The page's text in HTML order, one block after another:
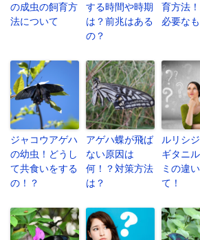
の成虫の飼育方
法について
する時間や時期
は？前兆はある
の？
育方法
必要な
ジャコウアゲハ
の幼虫！どうし
て共食いをする
の！？
アゲハ蝶が飛ば
ない原因は
何！？対策方法
は？
ルリシ
ギタニ
ミの違
て！